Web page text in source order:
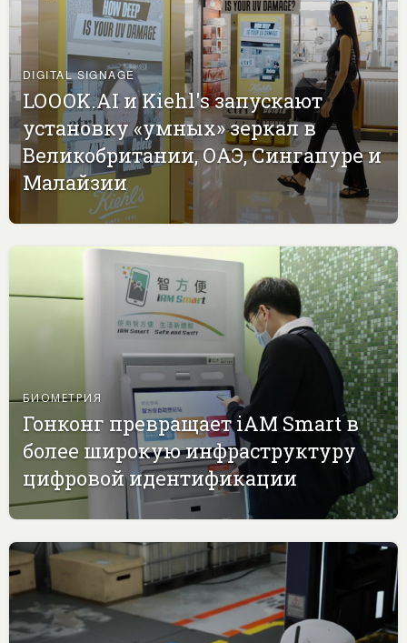
DIGITAL SIGNAGE
LOOOK.AI и Kiehl's запускают
установку «умных» зеркал в
Великобритании, ОАЭ, Сингапуре и
Малайзии
БИОМЕТРИЯ
Гонконг превращает iAM Smart в
более широкую инфраструктуру
цифровой идентификации